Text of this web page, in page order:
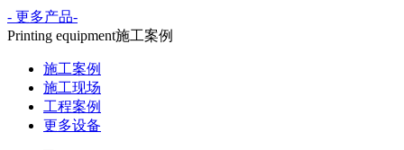
- 更多产品-
Printing equipment施工案例
施工案例
施工现场
工程案例
更多设备